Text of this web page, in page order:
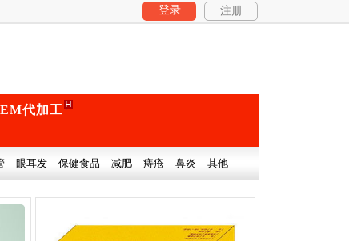
登录 注册
代加工
眼耳发 保健食品 减肥 痔疮 鼻炎 其他